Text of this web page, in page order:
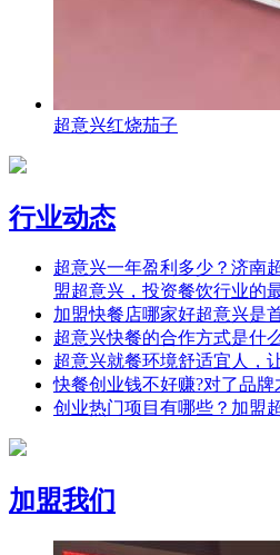
超意兴红烧茄子
行业动态
超意兴一年盈利多少？济
盟超意兴，投资餐饮行业的
加盟快餐店哪家好超意兴是
超意兴快餐的合作方式是什
超意兴就餐环境舒适宜人，
快餐创业钱不好赚?对了品牌
创业热门项目有哪些？加盟
加盟我们